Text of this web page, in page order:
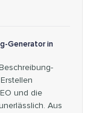
Generator in
und die
Aus